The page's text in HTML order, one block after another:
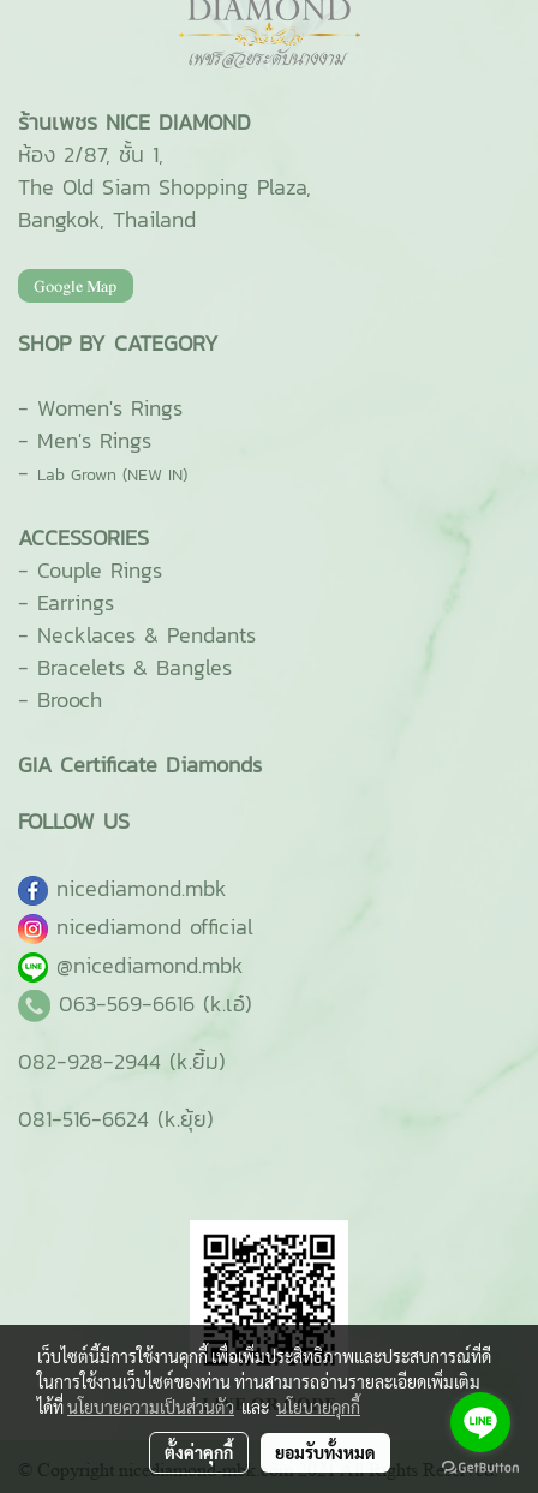
ร้านเพชร NICE DIAMOND
ห้อง 2/87, ชั้น 1,
The Old Siam Shopping Plaza,
Bangkok, Thailand
SHOP BY CATEGORY
- Women's Rings
- Men's Rings
- Lab Grown (NEW IN)
ACCESSORIES
- Couple Rings
- Earrings
- Necklaces & Pendants
- Bracelets & Bangles
- Brooch
GIA Certificate Diamonds
FOLLOW US
nicediamond.mbk
nicediamond official
@nicediamond.mbk
063-569-6616 (k.เอ๋)
082-928-2944 (k.ยิ้ม)
081-516-6624 (k.ยุ้ย)
© Copyright nicediamond-mbk.com 2021 All Rights Reserved.
เว็บไซต์นี้มีการใช้งานคุกกี้ เพื่อเพิ่มประสิทธิภาพและประสบการณ์ที่ดี
ในการใช้งานเว็บไซต์ของท่าน ท่านสามารถอ่านรายละเอียดเพิ่มเติม
ได้ที่นโยบายความเป็นส่วนตัวและนโยบายคุกกี้
ตั้งค่าคุกกี้ ยอมรับทั้งหมด